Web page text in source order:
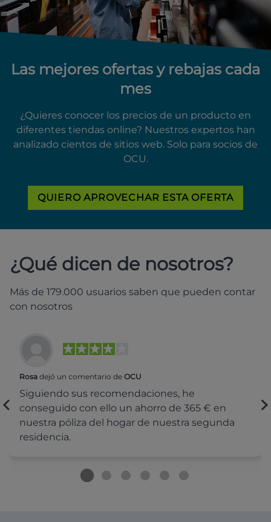
Las mejores ofertas y rebajas cada
mes
¿Quieres conocer los precios de un producto en
diferentes tiendas online? Nuestros expertos han
analizado cientos de sitios web. Solo para socios de
OCU.
QUIERO APROVECHAR ESTA OFERTA
¿Qué dicen de nosotros?
Más de 179.000 usuarios saben que pueden contar
con nosotros
Rosa dejó un comentario de OCU
Siguiendo sus recomendaciones, he
conseguido con ello un ahorro de 365 € en
nuestra póliza del hogar de nuestra segunda
residencia.